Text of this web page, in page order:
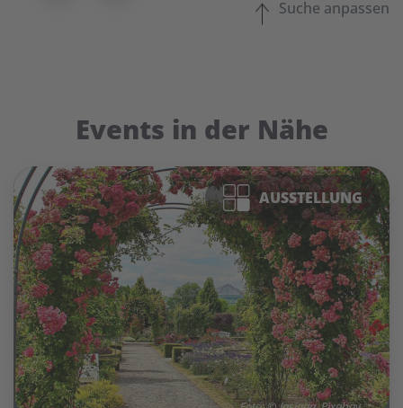
Suche anpassen
Events in der Nähe
AUSSTELLUNG